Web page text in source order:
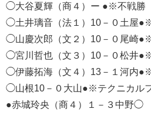
◯大谷夏輝（商４）ー ●※不戦勝
◯土井璃音（法１）10－０土屋
◯山慶次郎（文２）10－０尾崎
◯宮川哲也（文３）10－０松井
◯伊藤拓海（文４）13－１河内
◯山根10－０大山●※テクニカル
●赤城玲央（商４）１－３中野◯